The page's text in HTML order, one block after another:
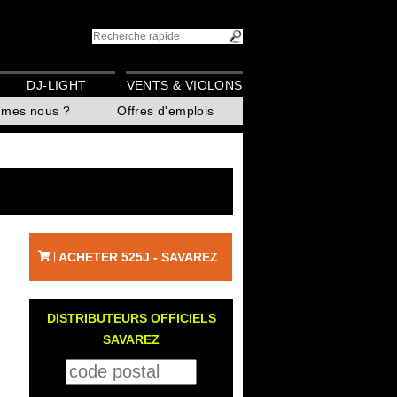
nous ? Offres d'emplois
DJ-LIGHT VENTS & VIOLONS
ACHETER 525J - SAVAREZ
DISTRIBUTEURS OFFICIELS
SAVAREZ